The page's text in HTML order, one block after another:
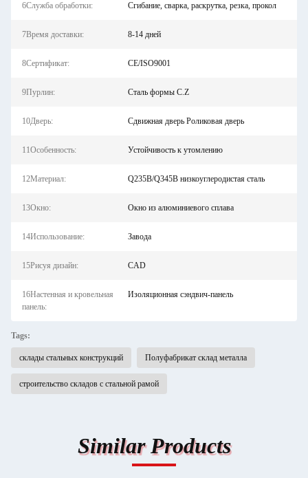
6Служба обработки: Сгибание, сварка, раскрутка, резка, прокол
7Время доставки: 8-14 дней
8Сертификат: CE/ISO9001
9Пурлин: Сталь формы C.Z
10Дверь: Сдвижная дверь Роликовая дверь
11Особенность: Устойчивость к утомлению
12Материал: Q235B/Q345B низкоуглеродистая сталь
13Окно: Окно из алюминиевого сплава
14Использование: Завода
15Рисуя дизайн: CAD
16Настенная и кровельная
панель:
Изоляционная сэндвич-панель
Tags:
склады стальных конструкций Полуфабрикат склад металла
строительство складов с стальной рамой
Similar Products